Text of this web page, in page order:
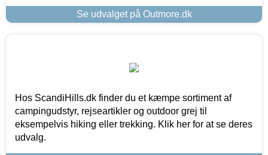
Se udvalget på Outmore.dk
Hos ScandiHills.dk finder du et kæmpe sortiment af
campingudstyr, rejseartikler og outdoor grej til
eksempelvis hiking eller trekking. Klik her for at se deres
udvalg.